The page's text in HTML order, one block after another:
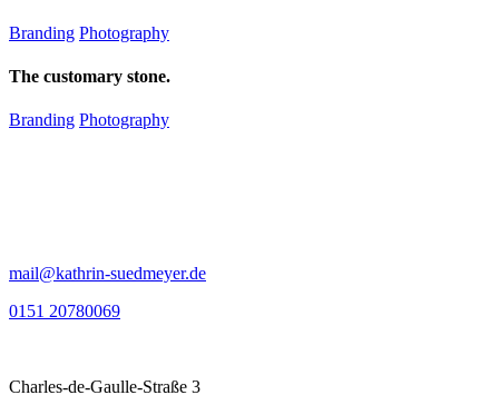
Branding Photography
The customary stone.
Branding Photography
mail@kathrin-suedmeyer.de
0151 20780069
Charles-de-Gaulle-Straße 3